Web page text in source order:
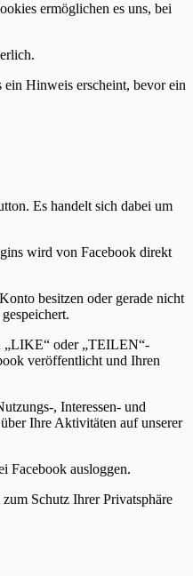
ermöglichen es uns, bei
Hinweis erscheint, bevor ein
Es handelt sich dabei um
wird von Facebook direkt
besitzen oder gerade nicht
„LIKE“ oder „TEILEN“-
veröffentlicht und Ihren
, Interessen- und
Ihre Aktivitäten auf unserer
Facebook ausloggen.
Schutz Ihrer Privatsphäre